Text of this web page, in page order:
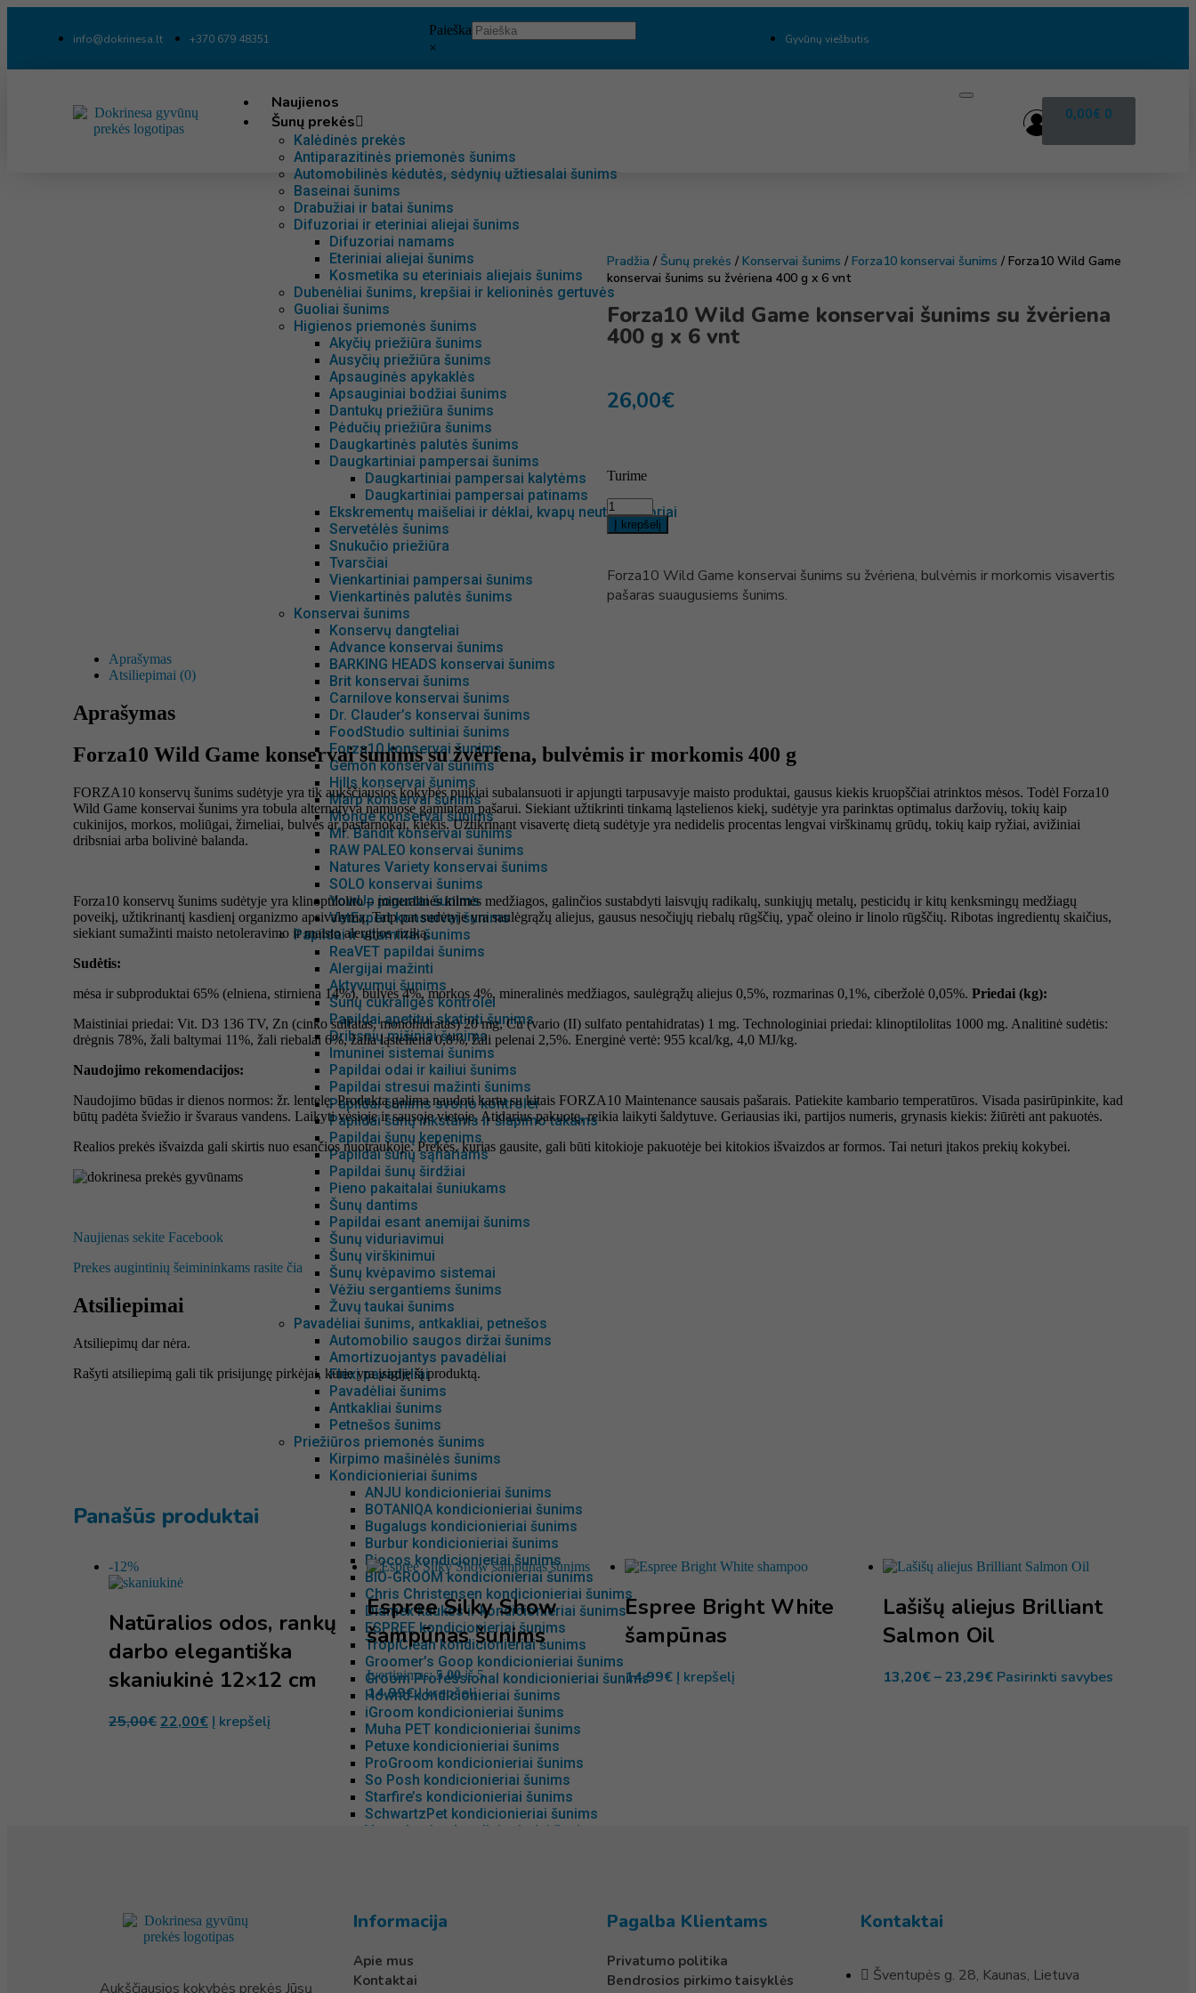
info@dokrinesa.lt +370 679 48351
Paieška
×
Gyvūnų viešbutis
Naujienos
Šunų prekės
Kalėdinės prekės
Antiparazitinės priemonės šunims
Automobilinės kėdutės, sėdynių užtiesalai šunims
Baseinai šunims
Drabužiai ir batai šunims
Difuzoriai ir eteriniai aliejai šunims
Difuzoriai namams
Eteriniai aliejai šunims
Kosmetika su eteriniais aliejais šunims
Dubenėliai šunims, krepšiai ir kelioninės gertuvės
Guoliai šunims
Higienos priemonės šunims
Akyčių priežiūra šunims
Ausyčių priežiūra šunims
Apsauginės apykaklės
Apsauginiai bodžiai šunims
Dantukų priežiūra šunims
Pėdučių priežiūra šunims
Daugkartinės palutės šunims
Daugkartiniai pampersai šunims
Daugkartiniai pampersai kalytėms
Daugkartiniai pampersai patinams
Ekskrementų maišeliai ir dėklai, kvapų neutralizatoriai
Servetėlės šunims
Snukučio priežiūra
Tvarsčiai
Vienkartiniai pampersai šunims
Vienkartinės palutės šunims
Konservai šunims
Konservų dangteliai
Advance konservai šunims
BARKING HEADS konservai šunims
Brit konservai šunims
Carnilove konservai šunims
Dr. Clauder’s konservai šunims
FoodStudio sultiniai šunims
Forza10 konservai šunims
Gemon konservai šunims
Hills konservai šunims
Marp konservai šunims
Monge konservai šunims
Mr. Bandit konservai šunims
RAW PALEO konservai šunims
Natures Variety konservai šunims
SOLO konservai šunims
YowUp jogurtai šunims
VetExpert konservai šunims
Papildai ir vitaminai šunims
ReaVET papildai šunims
Alergijai mažinti
Aktyvumui šunims
Šunų cukraligės kontrolei
Papildai apetitui skatinti šunims
Dribsnių mišiniai šunims
Imuninei sistemai šunims
Papildai odai ir kailiui šunims
Papildai stresui mažinti šunims
Papildai šunims svorio kontrolei
Papildai šunų inkstams ir šlapimo takams
Papildai šunų kepenims
Papildai šunų sąnariams
Papildai šunų širdžiai
Pieno pakaitalai šuniukams
Šunų dantims
Papildai esant anemijai šunims
Šunų viduriavimui
Šunų virškinimui
Šunų kvėpavimo sistemai
Vėžiu sergantiems šunims
Žuvų taukai šunims
Pavadėliai šunims, antkakliai, petnešos
Automobilio saugos diržai šunims
Amortizuojantys pavadėliai
Flexi pavadėliai
Pavadėliai šunims
Antkakliai šunims
Petnešos šunims
Priežiūros priemonės šunims
Kirpimo mašinėlės šunims
Kondicionieriai šunims
ANJU kondicionieriai šunims
BOTANIQA kondicionieriai šunims
Bugalugs kondicionieriai šunims
Burbur kondicionieriai šunims
Biocos kondicionieriai šunims
BIO-GROOM kondicionieriai šunims
Chris Christensen kondicionieriai šunims
Diamex kaukės ir kondicionieriai šunims
ESPREE kondicionieriai šunims
TropiClean kondicionieriai šunims
Groomer’s Goop kondicionieriai šunims
Groom Professional kondicionieriai šunims
Hownd kondicionieriai šunims
iGroom kondicionieriai šunims
Muha PET kondicionieriai šunims
Petuxe kondicionieriai šunims
ProGroom kondicionieriai šunims
So Posh kondicionieriai šunims
Starfire’s kondicionieriai šunims
SchwartzPet kondicionieriai šunims
Vet selection kondicionieriai šunims
Yuup kondicionieriai šunims
IV SAN BERNARD kndicionieriai šunims
Wilda Siberica kondicionieriai šunims
Purškikliai kailiukui šunims
0,00€ 0
Pradžia / Šunų prekės / Konservai šunims / Forza10 konservai šunims / Forza10 Wild Game
konservai šunims su žvėriena 400 g x 6 vnt
Forza10 Wild Game konservai šunims su žvėriena
400 g x 6 vnt
26,00€
Turime
Į krepšelį
Forza10 Wild Game konservai šunims su žvėriena, bulvėmis ir morkomis visavertis
pašaras suaugusiems šunims.
Aprašymas
Atsiliepimai (0)
Aprašymas
Forza10 Wild Game konservai šunims su žvėriena, bulvėmis ir morkomis 400 g
FORZA10 konservų šunims sudėtyje yra tik aukščiausios kokybės puikiai subalansuoti ir apjungti tarpusavyje maisto produktai, gausus kiekis kruopščiai atrinktos mėsos. Todėl Forza10
Wild Game konservai šunims yra tobula alternatyva namuose gamintam pašarui. Siekiant užtikrinti tinkamą ląstelienos kiekį, sudėtyje yra parinktas optimalus daržovių, tokių kaip
cukinijos, morkos, moliūgai, žirneliai, bulvės ar pastarnokai, kiekis. Užtikrinant visavertę dietą sudėtyje yra nedidelis procentas lengvai virškinamų grūdų, tokių kaip ryžiai, avižiniai
dribsniai arba bolivinė balanda.
Forza10 konservų šunims sudėtyje yra klinoptilolito – mineralinės kilmės medžiagos, galinčios sustabdyti laisvųjų radikalų, sunkiųjų metalų, pesticidų ir kitų kenksmingų medžiagų
poveikį, užtikrinantį kasdienį organizmo apsivalymą. Taip pat sudėtyje yra saulėgrąžų aliejus, gausus nesočiųjų riebalų rūgščių, ypač oleino ir linolo rūgščių. Ribotas ingredientų skaičius,
siekiant sumažinti maisto netoleravimo ir maisto alergijos riziką.
Sudėtis:
mėsa ir subproduktai 65% (elniena, stirniena 14%), bulvės 4%, morkos 4%, mineralinės medžiagos, saulėgrąžų aliejus 0,5%, rozmarinas 0,1%, ciberžolė 0,05%. Priedai (kg):
Maistiniai priedai: Vit. D3 136 TV, Zn (cinko sulfatas, monohidratas) 20 mg, Cu (vario (II) sulfato pentahidratas) 1 mg. Technologiniai priedai: klinoptilolitas 1000 mg. Analitinė sudėtis:
drėgnis 78%, žali baltymai 11%, žali riebalai 6%, žalia ląsteliena 0,8%, žali pelenai 2,5%. Energinė vertė: 955 kcal/kg, 4,0 MJ/kg.
Naudojimo rekomendacijos:
Naudojimo būdas ir dienos normos: žr. lentelę. Produktą galima naudoti kartu su kitais FORZA10 Maintenance sausais pašarais. Patiekite kambario temperatūros. Visada pasirūpinkite, kad
būtų padėta šviežio ir švaraus vandens. Laikyti vėsioje ir sausoje vietoje. Atidarius pakuotę, reikia laikyti šaldytuve. Geriausias iki, partijos numeris, grynasis kiekis: žiūrėti ant pakuotės.
Realios prekės išvaizda gali skirtis nuo esančios nuotraukoje. Prekės, kurias gausite, gali būti kitokioje pakuotėje bei kitokios išvaizdos ar formos. Tai neturi įtakos prekių kokybei.
Naujienas sekite Facebook
Prekes augintinių šeimininkams rasite čia
Atsiliepimai
Atsiliepimų dar nėra.
Rašyti atsiliepimą gali tik prisijungę pirkėjai, kurie yra įsigiję šį produktą.
Panašūs produktai
-12%
Natūralios odos, rankų
darbo elegantiška
skaniukinė 12×12 cm
25,00€22,00€ Į krepšelį
Espree Silky Show
šampūnas šunims
Įvertinimas:5.00iš 5
14,99€Į krepšelį
Espree Bright White
šampūnas
14,99€ Į krepšelį
Lašišų aliejus Brilliant
Salmon Oil
13,20€–23,29€ Pasirinkti savybes
Aukščiausios kokybės prekės Jūsų
Informacija
Apie mus
Kontaktai
Pagalba Klientams
Privatumo politika
Bendrosios pirkimo taisyklės
Kontaktai
Šventupės g. 28, Kaunas, Lietuva